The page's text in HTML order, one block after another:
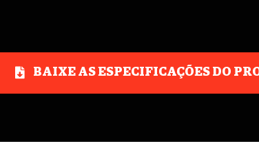
BAIXE AS ESPECIFICAÇÕES DO